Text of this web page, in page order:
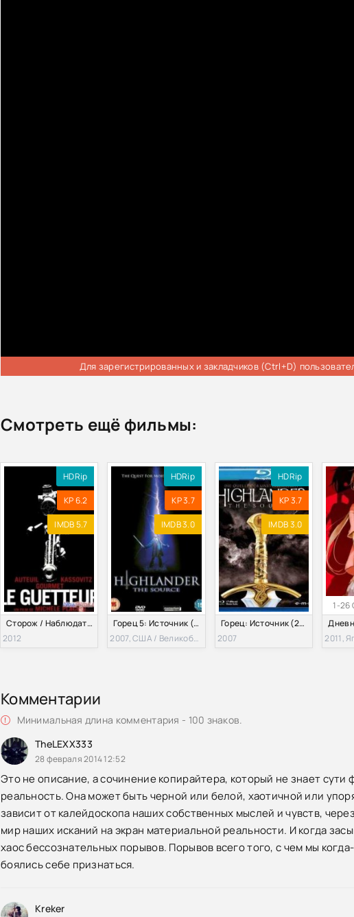
Для зарегистрированных и закладчиков (Ctrl+D)
Смотреть ещё фильмы:
HDRip
KP 6.2
IMDB 5.7
Сторож / Наблюдатель (2012)
2012
HDRip
KP 3.7
IMDB 3.0
Горец 5: Источник (2007)
2007, США / Великобритания / Литва
HDRip
KP 3.7
IMDB 3.0
Горец: Источник (2007)
2007
1-26
2011,
Комментарии
Минимальная длина комментария - 100 знаков.
TheLEXX333
28 февраля 2014 12:52
Это не описание, а сочинение копирайтера, который не знает
реальность. Она может быть черной или белой, хаотичной или
зависит от калейдоскопа наших собственных мыслей и чувств,
мир наших исканий на экран материальной реальности. И когда
хаос бессознательных порывов. Порывов всего того, с чем мы
боялись себе признаться.
Kreker